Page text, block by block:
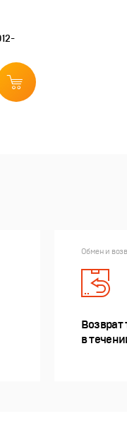
Обмен и
Возврат
в